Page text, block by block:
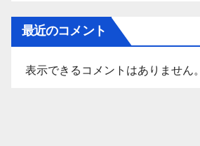
最近のコメント
表示できるコメントはありません。